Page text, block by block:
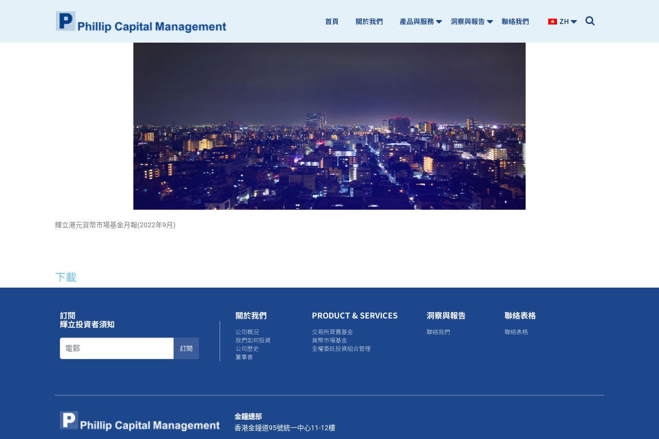
首頁 關於我們 產品與服務 洞察與報告 聯絡我們 ZH
輝立港元貨幣市場基金月報(2022年9月)
下載
訂閱
輝立投資者須知
訂閱
關於我們
公司概況
我們如何投資
公司歷史
董事會
PRODUCT & SERVICES
交易所買賣基金
貨幣市場基金
全權委託投資組合管理
洞察與報告
聯絡我們
聯絡表格
聯絡表格
金鐘總部
香港金鐘道95號統一中心11-12樓